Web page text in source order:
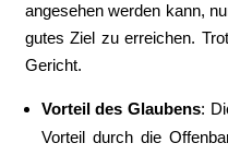
angesehen werden kann,
gutes Ziel zu erreichen.
Gericht.
Vorteil des Glaubens:
Vorteil durch die